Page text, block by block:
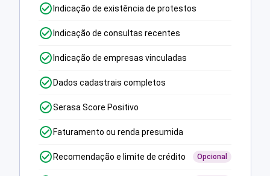
Indicação de existência de protestos
Indicação de consultas recentes
Indicação de empresas vinculadas
Dados cadastrais completos
Serasa Score Positivo
Faturamento ou renda presumida
Recomendação e limite de crédito Opcional